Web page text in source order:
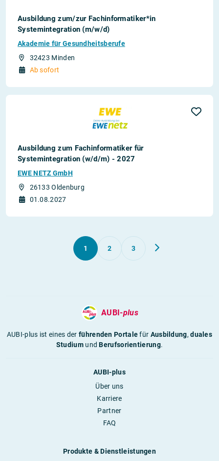
Ausbildung zum/zur Fachinformatiker*in
Systemintegration (m/w/d)
Akademie für Gesundheitsberufe
32423 Minden
Ab sofort
Ausbildung zum Fachinformatiker für
Systemintegration (w/d/m) - 2027
EWE NETZ GmbH
26133 Oldenburg
01.08.2027
1 2 3
AUBI-plus
AUBI-plus ist eines derführenden Portalefür Ausbildung,duales
StudiumundBerufsorientierung.
AUBI-plus
Über uns
Karriere
Partner
FAQ
Produkte & Dienstleistungen